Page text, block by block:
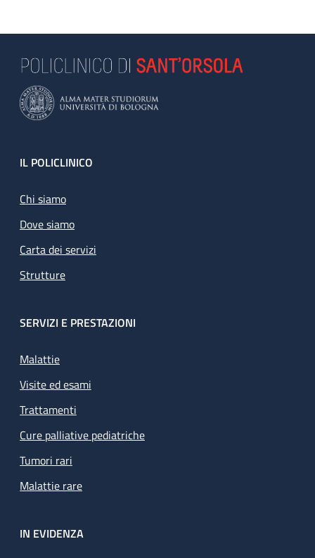
Footer
IL POLICLINICO
Chi siamo
Dove siamo
Carta dei servizi
Strutture
SERVIZI E PRESTAZIONI
Malattie
Visite ed esami
Trattamenti
Cure palliative pediatriche
Tumori rari
Malattie rare
IN EVIDENZA